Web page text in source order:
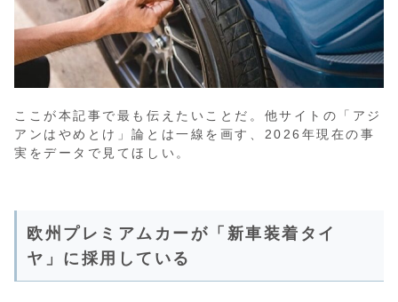
ここが本記事で最も伝えたいことだ。他サイトの「アジ
アンはやめとけ」論とは一線を画す、2026年現在の事
実をデータで見てほしい。
欧州プレミアムカーが「新車装着タイ
ヤ」に採用している